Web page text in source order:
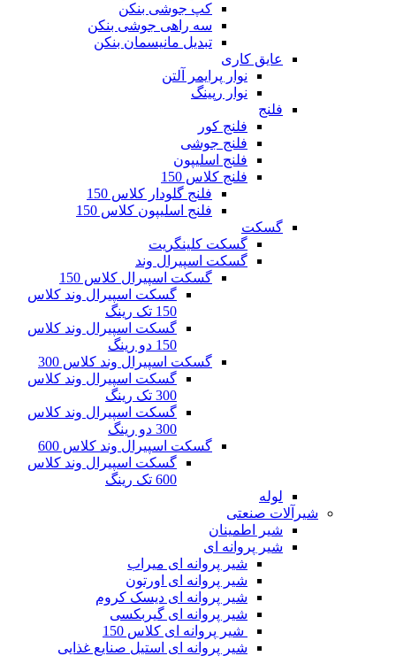
کپ جوشی بنکن
سه راهی جوشی بنکن
تبدیل مانیسمان بنکن
عایق کاری
نوار پرایمر آلتن
نوار رپینگ
فلنج
فلنج کور
فلنج جوشی
فلنج اسلیپون
فلنج کلاس 150
فلنج گلودار کلاس 150
فلنج اسلیپون کلاس 150
گسکت
گسکت کلینگریت
گسکت اسپیرال وند
گسکت اسپیرال کلاس 150
گسکت اسپیرال وند کلاس
150 تک رینگ
گسکت اسپیرال وند کلاس
150 دو رینگ
گسکت اسپیرال وند کلاس 300
گسکت اسپیرال وند کلاس
300 تک رینگ
گسکت اسپیرال وند کلاس
300 دو رینگ
گسکت اسپیرال وند کلاس 600
گسکت اسپیرال وند کلاس
600 تک رینگ
لوله
شیرآلات صنعتی
شیر اطمینان
شیر پروانه ای
شیر پروانه ای میراب
شیر پروانه ای اورتون
شیر پروانه ای دیسک کروم
شیر پروانه ای گیربکسی
شیر پروانه ای کلاس 150
شیر پروانه ای استیل صنایع غذایی